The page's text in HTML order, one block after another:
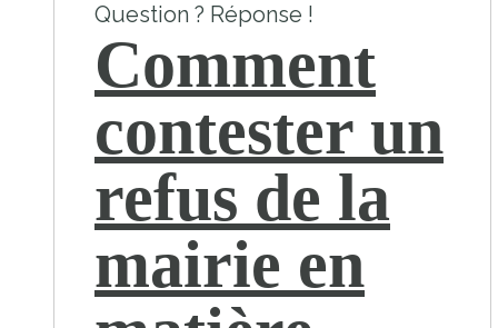
Question ? Réponse !
Comment
contester un
refus de la
mairie en